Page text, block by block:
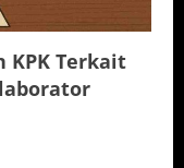
KPK Terkait